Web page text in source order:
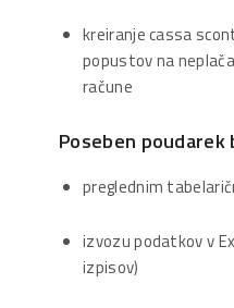
kreiranje cassa
popustov na
račune
Poseben poudarek
preglednim
izvozu podatkov v
izpisov)